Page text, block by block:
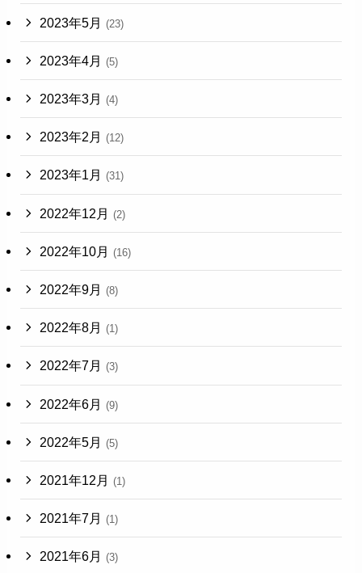
2023年5月 (23)
2023年4月 (5)
2023年3月 (4)
2023年2月 (12)
2023年1月 (31)
2022年12月 (2)
2022年10月 (16)
2022年9月 (8)
2022年8月 (1)
2022年7月 (3)
2022年6月 (9)
2022年5月 (5)
2021年12月 (1)
2021年7月 (1)
2021年6月 (3)